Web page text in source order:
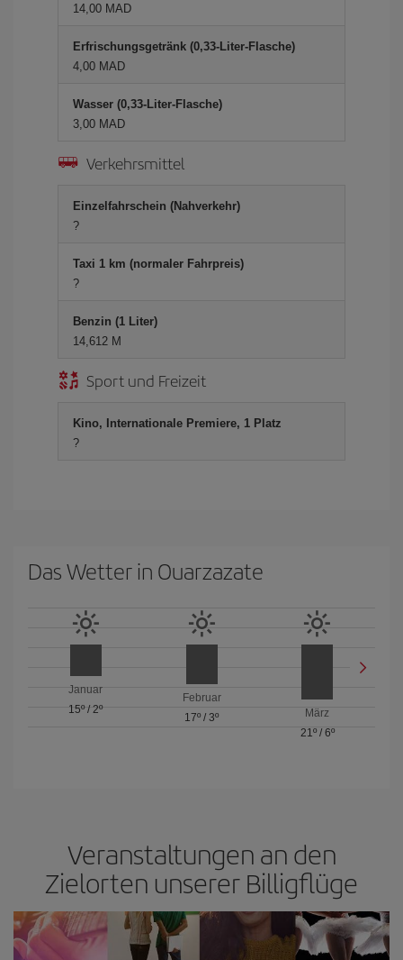
14,00 MAD
Erfrischungsgetränk (0,33-Liter-Flasche)
4,00 MAD
Wasser (0,33-Liter-Flasche)
3,00 MAD
Verkehrsmittel
Einzelfahrschein (Nahverkehr)
?
Taxi 1 km (normaler Fahrpreis)
?
Benzin (1 Liter)
14,612 M
Sport und Freizeit
Kino, Internationale Premiere, 1 Platz
?
Das Wetter in Ouarzazate
Januar
15º/2º
Februar
17º / 3º
März
21º/ 6º
Veranstaltungen an den
Zielorten unserer Billigflüge